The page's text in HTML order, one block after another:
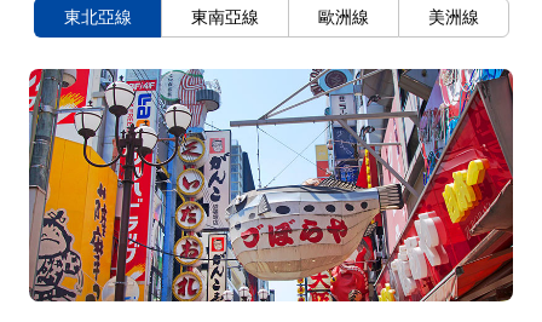
東北亞線 東南亞線 歐洲線 美洲線